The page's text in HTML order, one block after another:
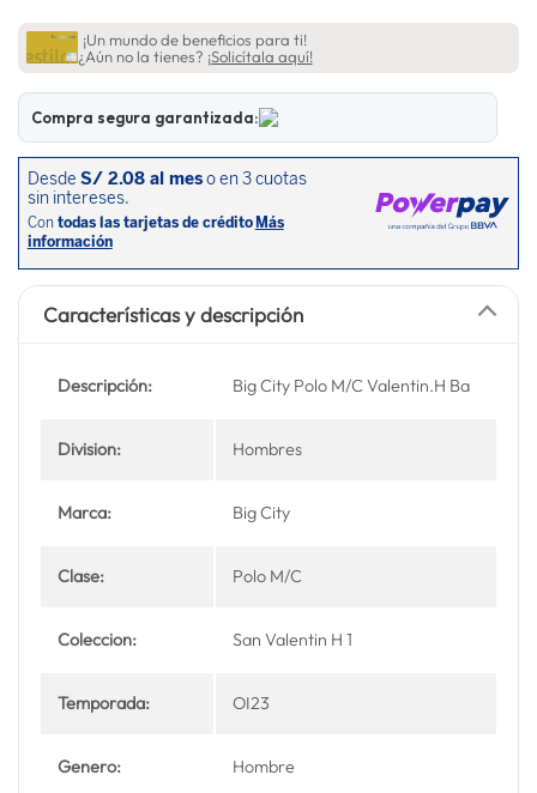
¡Un mundo de beneficios para ti!
¿Aún no la tienes? ¡Solicítala aquí!
Compra segura garantizada:
Características y descripción
Descripción: Big City Polo M/C Valentin.H Ba
Division: Hombres
Marca: Big City
Clase: Polo M/C
Coleccion: San Valentin H 1
Temporada: OI23
Genero: Hombre